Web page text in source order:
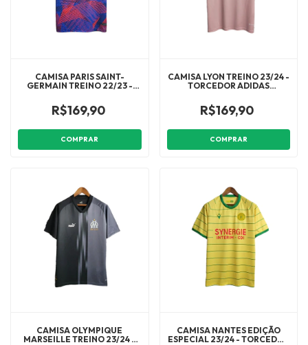
CAMISA PARIS SAINT-
GERMAIN TREINO 22/23 -
- AZUL E VERMELHA COM
DETALHES EM BRANCO
R$169,90
COMPRAR
CAMISA LYON TREINO 23/24 -
TORCEDOR ADIDAS
DETALHES EM BRANCO
R$169,90
COMPRAR
CAMISA OLYMPIQUE
MARSEILLE TREINO 23/24 -
CAMISA NANTES EDIÇÃO
ESPECIAL 23/24 - TORCEDOR